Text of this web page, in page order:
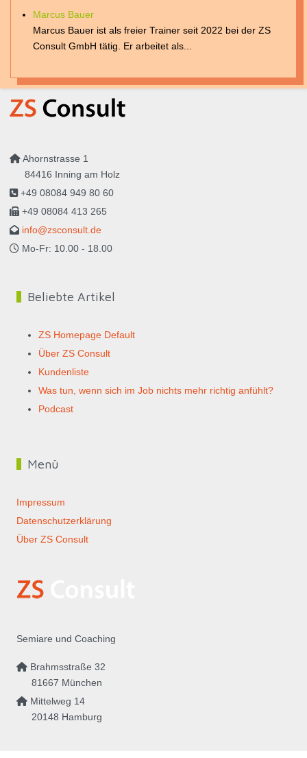
Marcus Bauer
Marcus Bauer ist als freier Trainer seit 2022 bei der ZS
Consult GmbH tätig. Er arbeitet als...
Ahornstrasse 1
84416 Inning am Holz
+49 08084 949 80 60
+49 08084 413 265
info@zsconsult.de
Mo-Fr: 10.00 - 18.00
Beliebte Artikel
ZS Homepage Default
Über ZS Consult
Kundenliste
Was tun, wenn sich im Job nichts mehr richtig anfühlt?
Podcast
Menü
Impressum
Datenschutzerklärung
Über ZS Consult
Semiare und Coaching
Brahmsstraße 32
81667 München
Mittelweg 14
20148 Hamburg